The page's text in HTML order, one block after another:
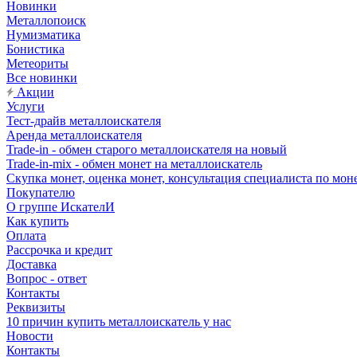
Новинки
Металлопоиск
Нумизматика
Бонистика
Метеориты
Все новинки
Акции
Услуги
Тест-драйв металлоискателя
Аренда металлоискателя
Trade-in - обмен старого металлоискателя на новый
Trade-in-mix - обмен монет на металлоискатель
Скупка монет, оценка монет, консультация специалиста по
Покупателю
О группе ИскателИ
Как купить
Оплата
Рассрочка и кредит
Доставка
Вопрос - ответ
Контакты
Реквизиты
10 причин купить металлоискатель у нас
Новости
Контакты